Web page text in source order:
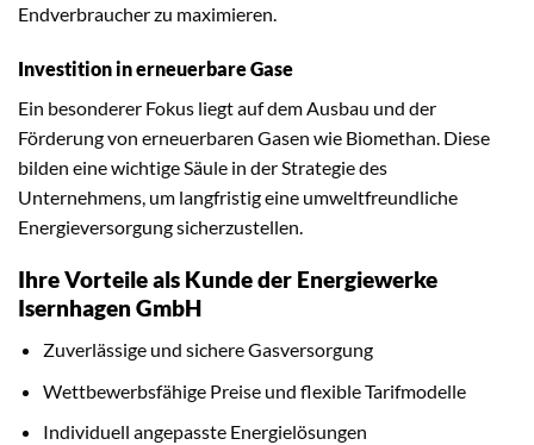
Endverbraucher zu maximieren.
Investition in erneuerbare Gase
Ein besonderer Fokus liegt auf dem Ausbau und der
Förderung von erneuerbaren Gasen wie Biomethan. Diese
bilden eine wichtige Säule in der Strategie des
Unternehmens, um langfristig eine umweltfreundliche
Energieversorgung sicherzustellen.
Ihre Vorteile als Kunde der Energiewerke
Isernhagen GmbH
Zuverlässige und sichere Gasversorgung
Wettbewerbsfähige Preise und flexible Tarifmodelle
Individuell angepasste Energielösungen